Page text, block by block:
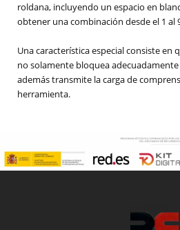
roldana, incluyendo un espacio en
obtener una combinación desde el 1 al
Una característica especial consiste en
no solamente bloquea
además transmite la carga de
herramienta.